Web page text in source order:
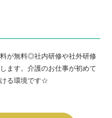
が無料◎社内研修や社外研修
ます。介護のお仕事が初めて
る環境です☆